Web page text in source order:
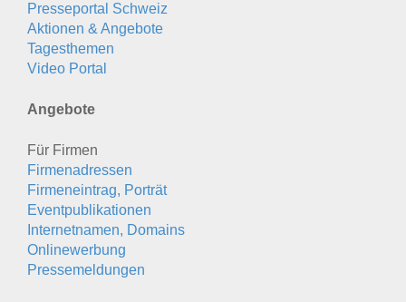
Presseportal Schweiz
Aktionen & Angebote
Tagesthemen
Video Portal
Angebote
Für Firmen
Firmenadressen
Firmeneintrag, Porträt
Eventpublikationen
Internetnamen, Domains
Onlinewerbung
Pressemeldungen